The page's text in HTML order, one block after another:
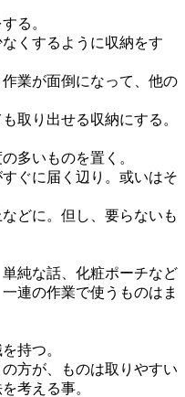
る。
くするように収納をす
業が面倒になって、他の
り出せる収納にする。
いものを置く。
ぐに届く辺り。或いはそ
どに。但し、要らないも
純な話、化粧ポーチなど
連の作業で使うものはま
持つ。
方が、ものは取りやすい
考える事。